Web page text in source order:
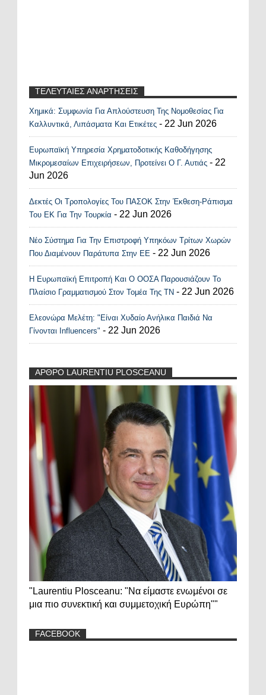
ΤΕΛΕΥΤΑΙΕΣ ΑΝΑΡΤΗΣΕΙΣ
Recent Posts Widget
Χημικά: Συμφωνία Για Απλούστευση Της Νομοθεσίας Για
Καλλυντικά, Λιπάσματα Και Ετικέτες - 22 Jun 2026
Ευρωπαϊκή Υπηρεσία Χρηματοδοτικής Καθοδήγησης
Μικρομεσαίων Επιχειρήσεων, Προτείνει Ο Γ. Αυτιάς - 22
Jun 2026
Δεκτές Οι Τροπολογίες Του ΠΑΣΟΚ Στην Έκθεση-Ράπισμα
Του ΕΚ Για Την Τουρκία - 22 Jun 2026
Νέο Σύστημα Για Την Επιστροφή Υπηκόων Τρίτων Χωρών
Που Διαμένουν Παράτυπα Στην ΕΕ - 22 Jun 2026
Η Ευρωπαϊκή Επιτροπή Και Ο ΟΟΣΑ Παρουσιάζουν Το
Πλαίσιο Γραμματισμού Στον Τομέα Της ΤΝ - 22 Jun 2026
Ελεονώρα Μελέτη: "Είναι Χυδαίο Ανήλικα Παιδιά Να
Γίνονται Influencers" - 22 Jun 2026
ΑΡΘΡΟ LAURENTIU PLOSCEANU
"Laurentiu Plosceanu: "Να είμαστε ενωμένοι σε
μια πιο συνεκτική και συμμετοχική Ευρώπη""
FACEBOOK